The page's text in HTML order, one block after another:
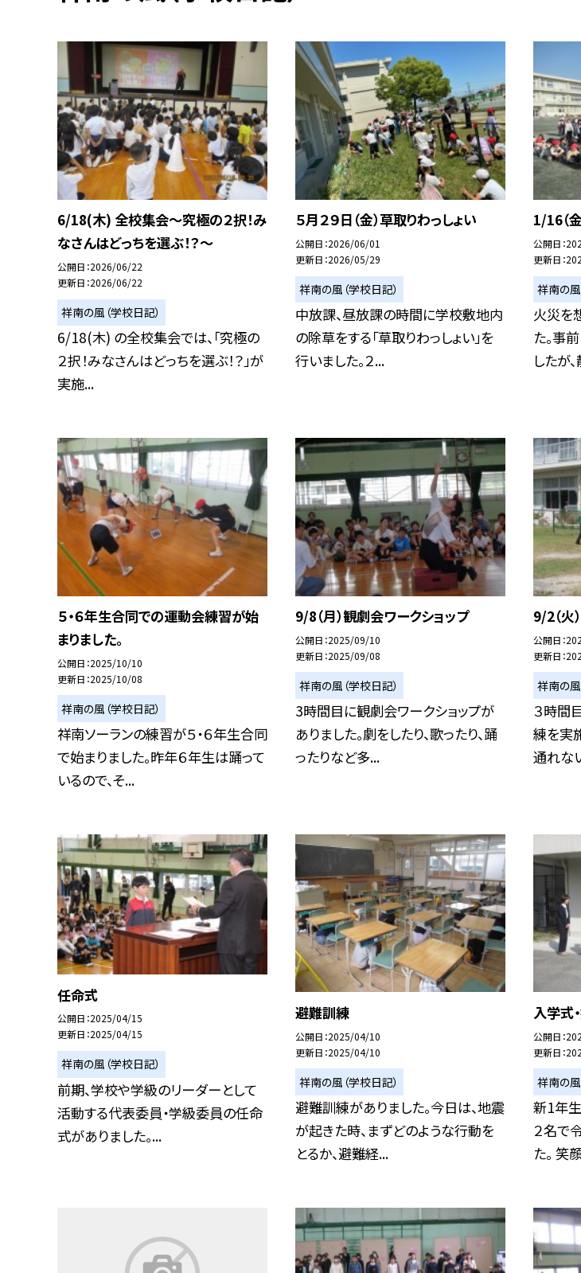
6/18(木) 全校集会～究極の２択！み
なさんはどっちを選ぶ！？～
公開日 2026/06/22
更新日 2026/06/22
祥南の風（学校日記）
6/18(木) の全校集会では、「究極の
２択！みなさんはどっちを選ぶ！？」が
実施...
５月２９日（金）草取りわっしょい
公開日 2026/06/01
更新日 2026/05/29
祥南の風（学校日記）
中放課、昼放課の時間に学校敷地内
の除草をする「草取りわっしょい」を
行いました。２...
1/16（
公開日
更新日
祥南の風
火災を
た。事
したが
５・６年生合同での運動会練習が始
まりました。
公開日 2025/10/10
更新日 2025/10/08
祥南の風（学校日記）
祥南ソーランの練習が５・６年生合同
で始まりました。昨年６年生は踊って
いるので、そ...
9/8（月）観劇会ワークショップ
公開日 2025/09/10
更新日 2025/09/08
祥南の風（学校日記）
3時間目に観劇会ワークショップが
ありました。劇をしたり、歌ったり、踊
ったりなど多...
9/2（
公開日
更新日
祥南の風
３時間
練を実
通れな
任命式
公開日 2025/04/15
更新日 2025/04/15
祥南の風（学校日記）
前期、学校や学級のリーダーとして
活動する代表委員・学級委員の任命
式がありました。...
避難訓練
公開日 2025/04/10
更新日 2025/04/10
祥南の風（学校日記）
避難訓練がありました。今日は、地震
が起きた時、まずどのような行動を
とるか、避難経...
入学式
公開日
更新日
祥南の風
新1年生
２名で
た。 笑